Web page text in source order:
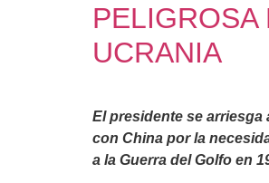
UCRANIA
El presidente se
con China por la
a la Guerra del Golfo en